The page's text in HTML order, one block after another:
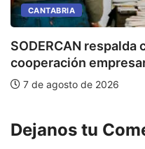
CANTABRIA
SODERCAN
cooperación
7 de agosto de 2026
Dejanos tu